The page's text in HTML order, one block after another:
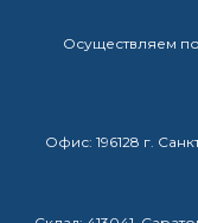
Что такое
по металлу?
Какая
Осуществляем
Офис: 196128 г.